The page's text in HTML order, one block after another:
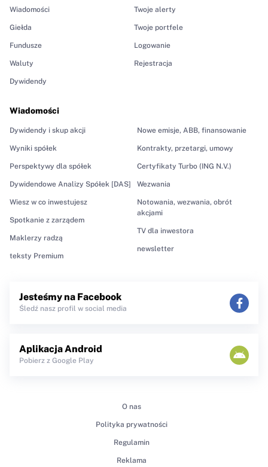
Wiadomości
Giełda
Fundusze
Waluty
Dywidendy
Wiadomości
Dywidendy i skup akcji
Wyniki spółek
Perspektywy dla spółek
Dywidendowe Analizy Spółek [DAS]
Wiesz w co inwestujesz
Spotkanie z zarządem
Maklerzy radzą
teksty Premium
Nowe emisje, ABB, finansowanie
Kontrakty, przetargi, umowy
Certyfikaty Turbo (ING N.V.)
Wezwania
Notowania, wezwania, obrót
akcjami
TV dla inwestora
newsletter
Twoje alerty
Twoje portfele
Logowanie
Rejestracja
Jesteśmy na Facebook
Śledź nasz profil w social media
Aplikacja Android
Pobierz z Google Play
O nas
Polityka prywatności
Regulamin
Reklama